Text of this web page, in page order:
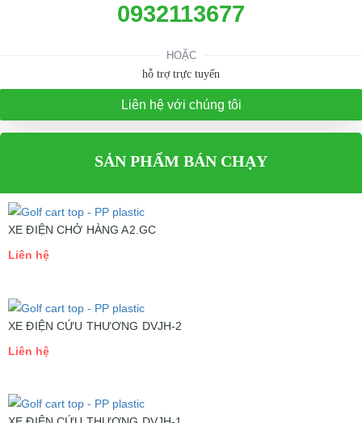
0932113677
HOẶC
hỗ trợ trực tuyến
Liên hệ với chúng tôi
SẢN PHẨM BÁN CHẠY
XE ĐIỆN CHỞ HÀNG A2.GC
Liên hệ
XE ĐIỆN CỨU THƯƠNG DVJH-2
Liên hệ